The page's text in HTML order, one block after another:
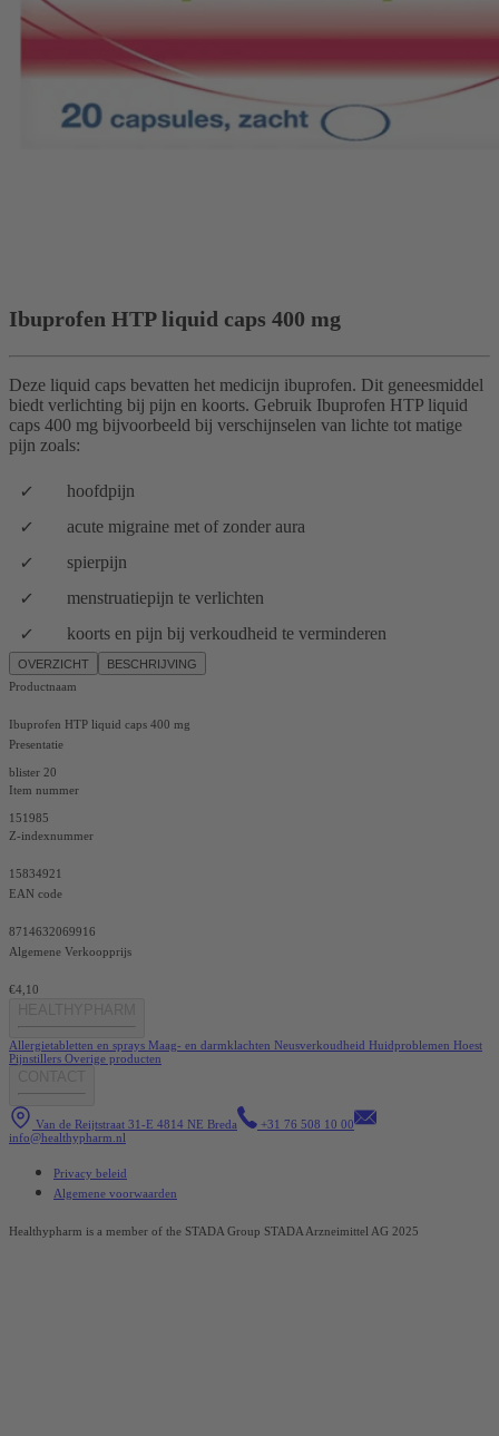
Ibuprofen HTP liquid caps 400 mg
Deze liquid caps bevatten het medicijn ibuprofen. Dit geneesmiddel
biedt verlichting bij pijn en koorts. Gebruik Ibuprofen HTP liquid
caps 400 mg bijvoorbeeld bij verschijnselen van lichte tot matige
pijn zoals:
hoofdpijn
acute migraine met of zonder aura
spierpijn
menstruatiepijn te verlichten
koorts en pijn bij verkoudheid te verminderen
OVERZICHT
BESCHRIJVING
Productnaam
Ibuprofen HTP liquid caps 400 mg
Presentatie
blister 20
Item nummer
151985
Z-indexnummer
15834921
EAN code
8714632069916
Algemene Verkoopprijs
€4,10
Allergietabletten en sprays Maag- en darmklachten Neusverkoudheid Huidproblemen Hoest
Pijnstillers Overige producten
Van de Reijtstraat 31-E 4814 NE Breda
+31 76 508 10 00
info@healthypharm.nl
Privacy beleid
Algemene voorwaarden
Healthypharm is a member of the STADA Group STADA Arzneimittel AG 2025